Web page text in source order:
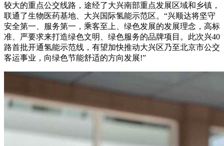
较大的重点公交线路，途经了大兴南部重点发展区域和乡镇，
联通了生物医药基地、大兴国际氢能示范区。“兴顺达将坚守
安全第一、服务第一，乘客至上、绿色发展的发展理念，高标
准、严要求来打造绿色文明、绿色服务的品牌项目。此次兴40
路首批开通氢能示范线，有望加快推动大兴区乃至北京市公交
客运事业，向绿色节能舒适的方向发展!”